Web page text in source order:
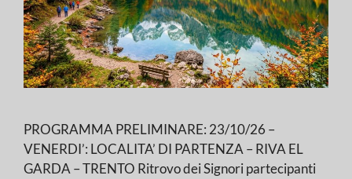
PROGRAMMA PRELIMINARE: 23/10/26 –
VENERDI’: LOCALITA’ DI PARTENZA – RIVA EL
GARDA – TRENTO Ritrovo dei Signori partecipanti